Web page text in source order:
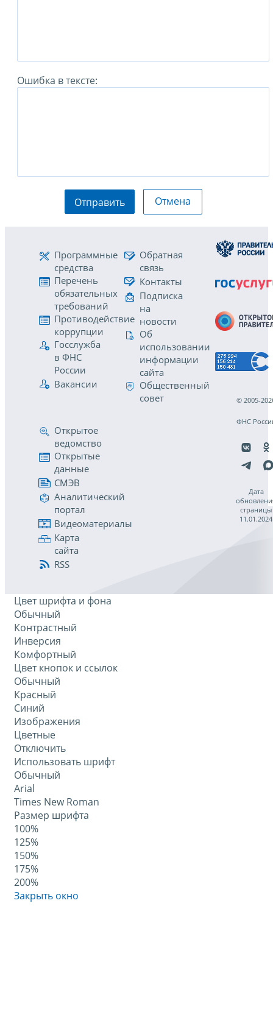
Ошибка в тексте:
Отправить Отмена
Программные
средства
Перечень
обязательных
требований
Противодействие
коррупции
Госслужба
в ФНС
России
Вакансии
Обратная
связь
Контакты
Подписка
на
новости
Об
использовании
информации
сайта
Общественный
совет
Открытое
ведомство
Открытые
данные
СМЭВ
Аналитический
портал
Видеоматериалы
Карта
сайта
RSS
© 2005-
ФНС
Дата
страницы
11.01.2024
Цвет шрифта и фона
Обычный
Контрастный
Инверсия
Комфортный
Цвет кнопок и ссылок
Обычный
Красный
Синий
Изображения
Цветные
Отключить
Использовать шрифт
Обычный
Arial
Times New Roman
Размер шрифта
100%
125%
150%
175%
200%
Закрыть окно